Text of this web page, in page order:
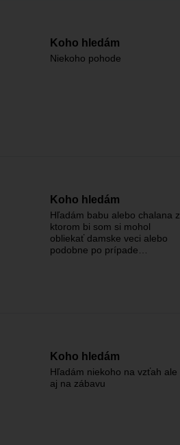
Koho hledám
Niekoho pohode
Koho hledám
Hľadám babu alebo chalana z
ktorom bi som si mohol
obliekať damske veci alebo
podobne po prípade…
Koho hledám
Hľadám niekoho na vzťah ale
aj na zábavu